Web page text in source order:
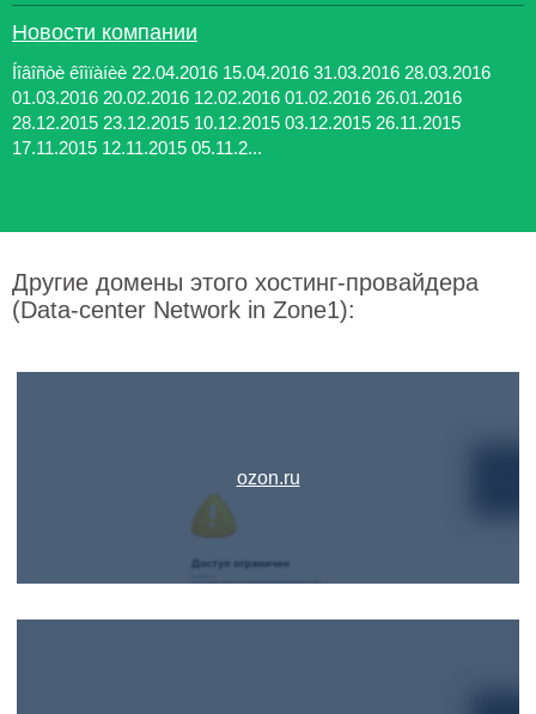
Новости компании
Íîâîñòè êîìïàíèè 22.04.2016 15.04.2016 31.03.2016 28.03.2016
01.03.2016 20.02.2016 12.02.2016 01.02.2016 26.01.2016
28.12.2015 23.12.2015 10.12.2015 03.12.2015 26.11.2015
17.11.2015 12.11.2015 05.11.2...
Другие домены этого хостинг-провайдера
(Data-center Network in Zone1):
ozon.ru